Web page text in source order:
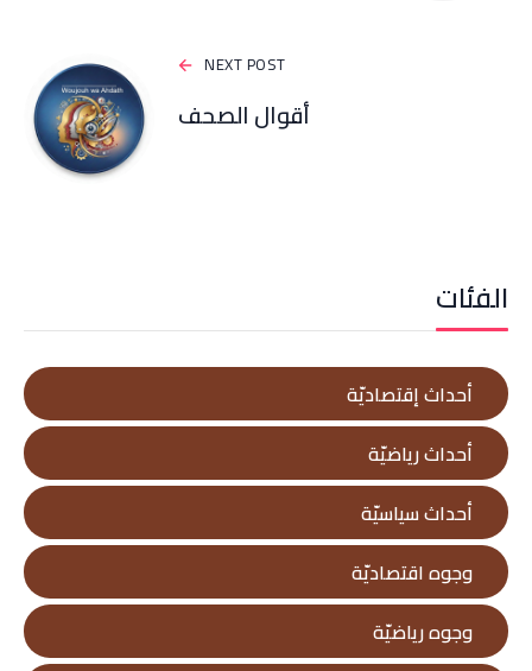
NEXT POST
أقوال الصحف
الفئات
أحداث إقتصاديّة
أحداث رياضيّة
أحداث سياسيّة
وجوه اقتصاديّة
وجوه رياضيّة